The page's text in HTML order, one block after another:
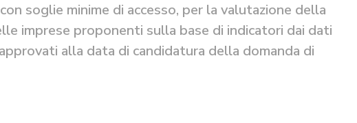
soglie minime di accesso, per la valutazione della
imprese proponenti sulla base di indicatori dai dati
alla data di candidatura della domanda di